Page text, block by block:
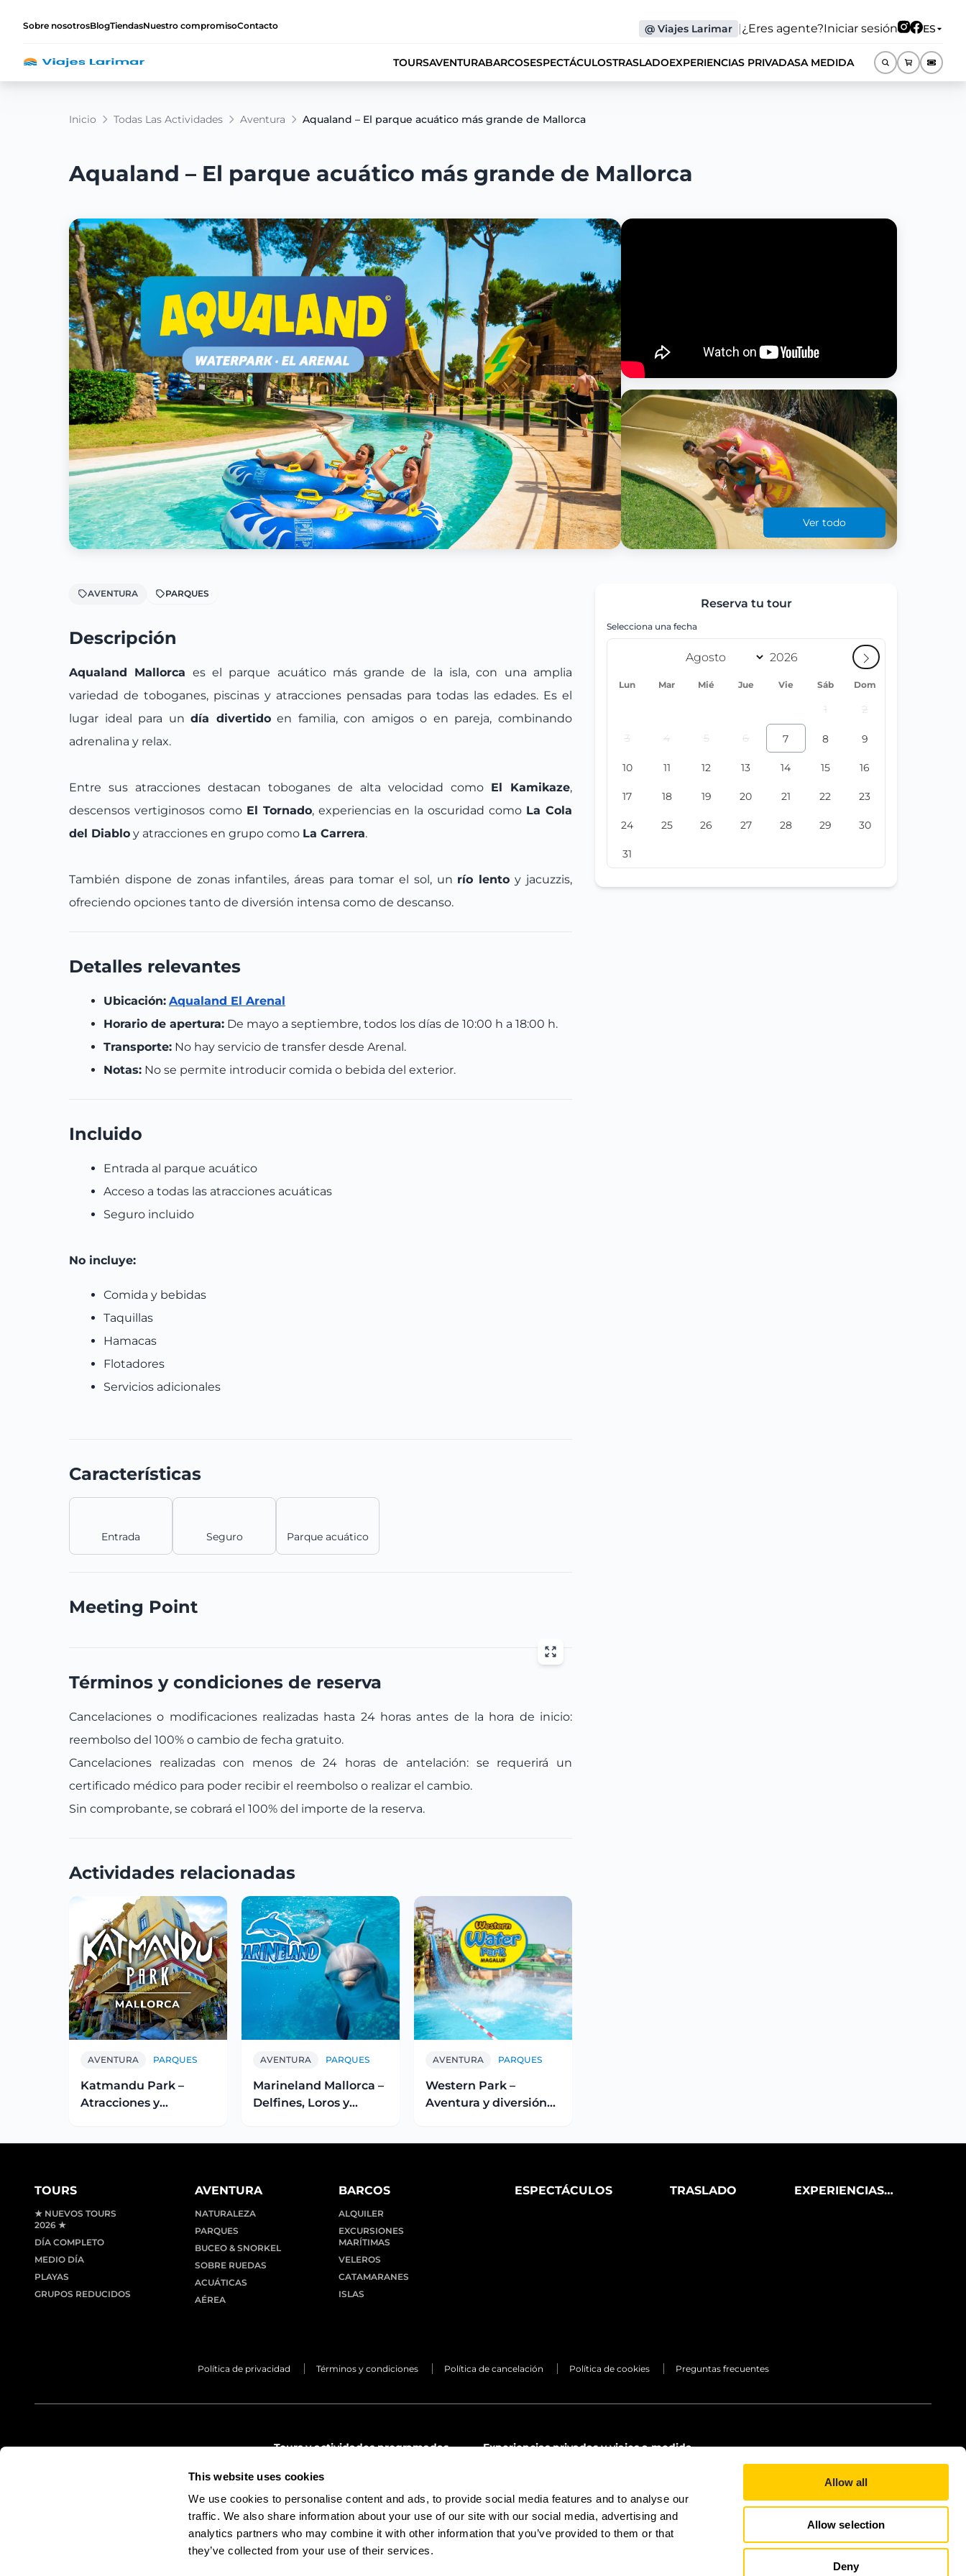
This website uses cookies
We use cookies to personalise content and ads, to provide social media features and to analyse our
traffic. We also share information about your use of our site with our social media, advertising and
analytics partners who may combine it with other information that you’ve provided to them or that
they’ve collected from your use of their services.
Allow all
Allow selection
Deny
Sobre nosotrosBlogTiendasNuestro compromisoContacto @ Viajes Larimar |¿Eres agente?Iniciar sesión ES
TOURSAVENTURABARCOSESPECTÁCULOSTRASLADOEXPERIENCIAS PRIVADASA MEDIDAES
Inicio Todas Las Actividades Aventura Aqualand – El parque acuático más grande de Mallorca
Aqualand – El parque acuático más grande de Mallorca
Ver todo
AVENTURA PARQUES
Descripción
Aqualand Mallorca es el parque acuático más grande de la isla, con una amplia
variedad de toboganes, piscinas y atracciones pensadas para todas las edades. Es el
lugar ideal para undía divertidoen familia, con amigos o en pareja, combinando
adrenalina y relax.
Entre sus atracciones destacan toboganes de alta velocidad como El Kamikaze,
descensos vertiginosos como El Tornado, experiencias en la oscuridad como La Cola
del Diablo y atracciones en grupo como La Carrera.
También dispone de zonas infantiles, áreas para tomar el sol, un río lento y jacuzzis,
ofreciendo opciones tanto de diversión intensa como de descanso.
Detalles relevantes
Ubicación: Aqualand El Arenal
Horario de apertura: De mayo a septiembre, todos los días de 10:00 h a 18:00 h.
Transporte: No hay servicio de transfer desde Arenal.
Notas: No se permite introducir comida o bebida del exterior.
Incluido
Entrada al parque acuático
Acceso a todas las atracciones acuáticas
Seguro incluido
No incluye:
Comida y bebidas
Taquillas
Hamacas
Flotadores
Servicios adicionales
Características
Entrada Seguro Parque acuático
Meeting Point
Términos y condiciones de reserva
Cancelaciones o modificaciones realizadas hasta 24 horas antes de la hora de inicio:
reembolso del 100% o cambio de fecha gratuito.
Cancelaciones realizadas con menos de 24 horas de antelación: se requerirá un
certificado médico para poder recibir el reembolso o realizar el cambio.
Sin comprobante, se cobrará el 100% del importe de la reserva.
Actividades relacionadas
AVENTURA PARQUES
Katmandu Park –
Atracciones y
AVENTURA PARQUES
Marineland Mallorca –
Delfines, Loros y
AVENTURA PARQUES
Western Park –
Aventura y diversión
Reserva tu tour
Selecciona una fecha
Lun Mar Mié Jue Vie Sáb Dom
1 2
3 4 5 6 7 8 9
10 11 12 13 14 15 16
17 18 19 20 21 22 23
24 25 26 27 28 29 30
31
TOURS
★ NUEVOS TOURS
2026 ★
DÍA COMPLETO
MEDIO DÍA
PLAYAS
GRUPOS REDUCIDOS
AVENTURA
NATURALEZA
PARQUES
BUCEO & SNORKEL
SOBRE RUEDAS
ACUÁTICAS
AÉREA
BARCOS
ALQUILER
EXCURSIONES
MARÍTIMAS
VELEROS
CATAMARANES
ISLAS
ESPECTÁCULOS TRASLADO
EXPERIENCIAS
Política de privacidad Términos y condiciones Política de cancelación Política de cookies Preguntas frecuentes
Tours y actividades programadas
info@lemon.tours
(+34) 971 68 24 66
(+34) 637 79 22 90
Experiencias privadas y viajes a medida
(+34) 971 68 24 66
(+34) 613 10 02 63